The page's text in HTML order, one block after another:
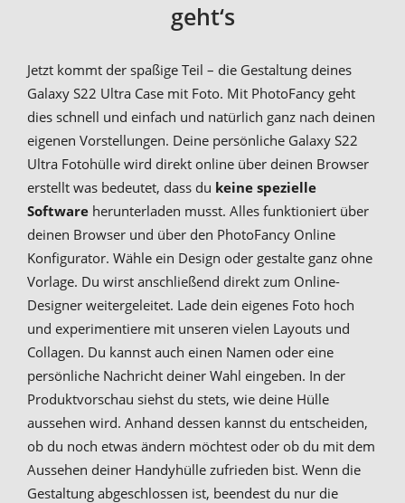
geht‘s
Jetzt kommt der spaßige Teil – die Gestaltung deines
Galaxy S22 Ultra Case mit Foto. Mit PhotoFancy geht
dies schnell und einfach und natürlich ganz nach deinen
eigenen Vorstellungen. Deine persönliche Galaxy S22
Ultra Fotohülle wird direkt online über deinen Browser
erstellt was bedeutet, dass du keine spezielle
Software herunterladen musst. Alles funktioniert über
deinen Browser und über den PhotoFancy Online
Konfigurator. Wähle ein Design oder gestalte ganz ohne
Vorlage. Du wirst anschließend direkt zum Online-
Designer weitergeleitet. Lade dein eigenes Foto hoch
und experimentiere mit unseren vielen Layouts und
Collagen. Du kannst auch einen Namen oder eine
persönliche Nachricht deiner Wahl eingeben. In der
Produktvorschau siehst du stets, wie deine Hülle
aussehen wird. Anhand dessen kannst du entscheiden,
ob du noch etwas ändern möchtest oder ob du mit dem
Aussehen deiner Handyhülle zufrieden bist. Wenn die
Gestaltung abgeschlossen ist, beendest du nur die